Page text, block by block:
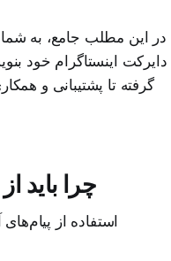
در این مطلب جامع، به
دایرکت اینستاگرام خود
گرفته تا پشتیبانی و
چرا باید
استفاده از